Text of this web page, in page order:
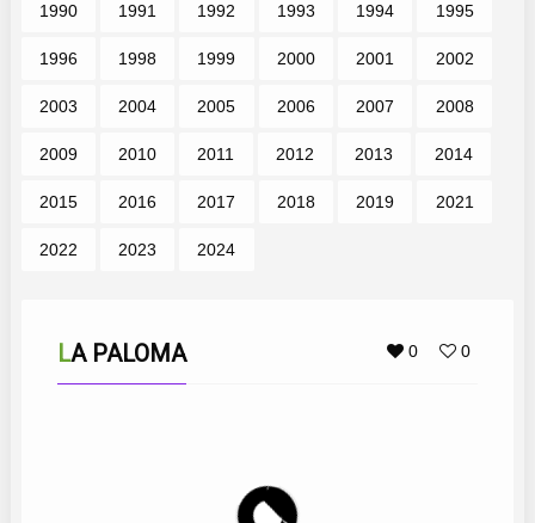
1990 1991 1992 1993 1994 1995
1996 1998 1999 2000 2001 2002
2003 2004 2005 2006 2007 2008
2009 2010 2011 2012 2013 2014
2015 2016 2017 2018 2019 2021
2022 2023 2024
0 0
LA PALOMA